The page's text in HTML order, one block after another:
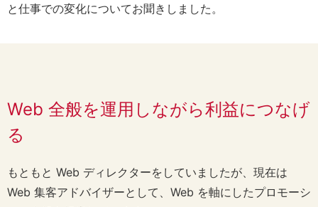
と仕事での変化についてお聞きしました。
Web 全般を運用しながら利益につなげ
る
もともと Web ディレクターをしていましたが、現在は
Web 集客アドバイザーとして、Web を軸にしたプロモーシ